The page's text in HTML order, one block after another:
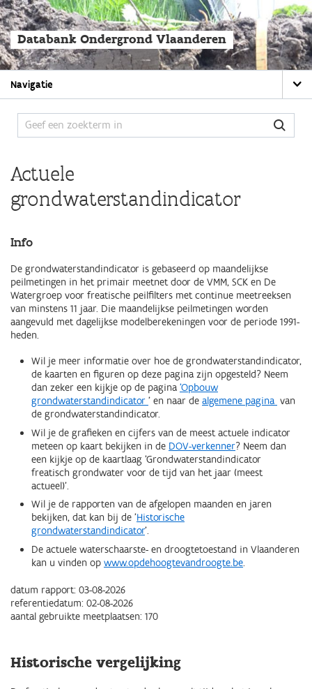
Overslaan
en
naar
de
algemene
inhoud
Databank Ondergrond Vlaanderen
Main
navigation
Navigatie
Actuele
grondwaterstandindicator
Info
De grondwaterstandindicator is gebaseerd op maandelijkse
peilmetingen in het primair meetnet door de VMM, SCK en De
Watergroep voor freatische peilfilters met continue meetreeksen
van minstens 11 jaar. Die maandelijkse peilmetingen worden
aangevuld met dagelijkse modelberekeningen voor de periode 1991-
heden.
Wil je meer informatie over hoe de grondwaterstandindicator,
de kaarten en figuren op deze pagina zijn opgesteld? Neem
dan zeker een kijkje op de pagina 'Opbouw
grondwaterstandindicator ' en naar de algemene pagina van
de grondwaterstandindicator.
Wil je de grafieken en cijfers van de meest actuele indicator
meteen op kaart bekijken in de DOV-verkenner? Neem dan
een kijkje op de kaartlaag 'Grondwaterstandindicator
freatisch grondwater voor de tijd van het jaar (meest
actueel)'.
Wil je de rapporten van de afgelopen maanden en jaren
bekijken, dat kan bij de 'Historische
grondwaterstandindicator'.
De actuele waterschaarste- en droogtetoestand in Vlaanderen
kan u vinden op www.opdehoogtevandroogte.be.
datum rapport: 03-08-2026
referentiedatum: 02-08-2026
aantal gebruikte meetplaatsen: 170
Historische vergelijking